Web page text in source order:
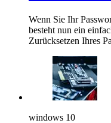
Wenn Sie Ihr
besteht nun ein
Zurücksetzen Ihres
windows 10